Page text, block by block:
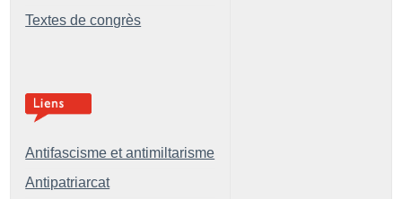
Textes de congrès
Antifascisme et antimiltarisme
Antipatriarcat